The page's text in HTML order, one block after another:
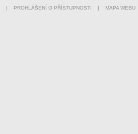
| PROHLÁŠENÍ O PŘÍSTUPNOSTI | MAPA WEBU